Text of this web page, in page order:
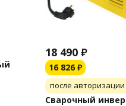
18 490 ₽
16 826 ₽
после авторизации
Сварочный